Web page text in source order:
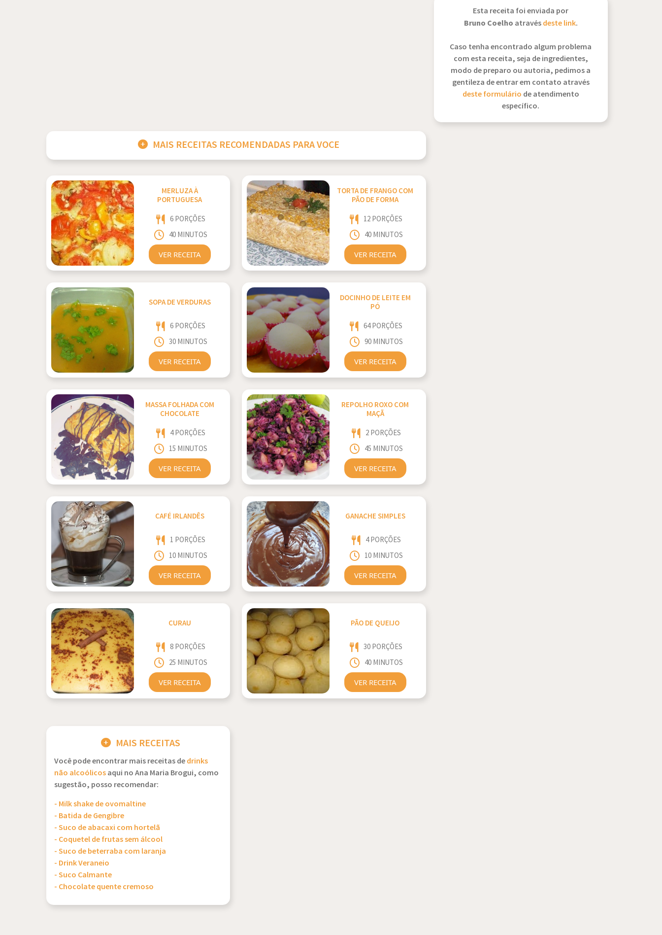
MAIS RECEITAS RECOMENDADAS PARA VOCE
MERLUZA À
PORTUGUESA
6 PORÇÕES
40 MINUTOS
VER RECEITA
TORTA DE FRANGO COM
PÃO DE FORMA
12 PORÇÕES
40 MINUTOS
VER RECEITA
SOPA DE VERDURAS
6 PORÇÕES
30 MINUTOS
VER RECEITA
DOCINHO DE LEITE EM
PÓ
64 PORÇÕES
90 MINUTOS
VER RECEITA
MASSA FOLHADA COM
CHOCOLATE
4 PORÇÕES
15 MINUTOS
VER RECEITA
REPOLHO ROXO COM
MAÇÃ
2 PORÇÕES
45 MINUTOS
VER RECEITA
CAFÉ IRLANDÊS
1 PORÇÕES
10 MINUTOS
VER RECEITA
GANACHE SIMPLES
4 PORÇÕES
10 MINUTOS
VER RECEITA
CURAU
8 PORÇÕES
25 MINUTOS
VER RECEITA
PÃO DE QUEIJO
30 PORÇÕES
40 MINUTOS
VER RECEITA
MAIS RECEITAS
Você pode encontrar mais receitas dedrinks
não alcoólicosaqui no Ana Maria Brogui, como
sugestão, posso recomendar:
- Milk shake de ovomaltine
- Batida de Gengibre
- Suco de abacaxi com hortelã
- Coquetel de frutas sem álcool
- Suco de beterraba com laranja
- Drink Veraneio
- Suco Calmante
- Chocolate quente cremoso
Esta receita foi enviada por
Bruno Coelho atravésdeste link.
Caso tenha encontrado algum problema
com esta receita, seja de ingredientes,
modo de preparo ou autoria, pedimos a
gentileza de entrar em contato através
deste formulário de atendimento
específico.